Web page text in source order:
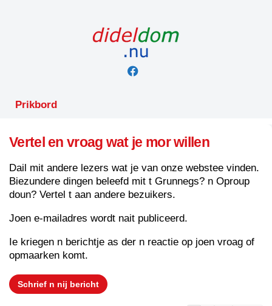
Prikbord
Vertel en vroag wat je mor willen
Dail mit andere lezers wat je van onze webstee vinden.
Biezundere dingen beleefd mit t Grunnegs? n Oproup
doun? Vertel t aan andere bezuikers.
Joen e-mailadres wordt nait publiceerd.
Ie kriegen n berichtje as der n reactie op joen vroag of
opmaarken komt.